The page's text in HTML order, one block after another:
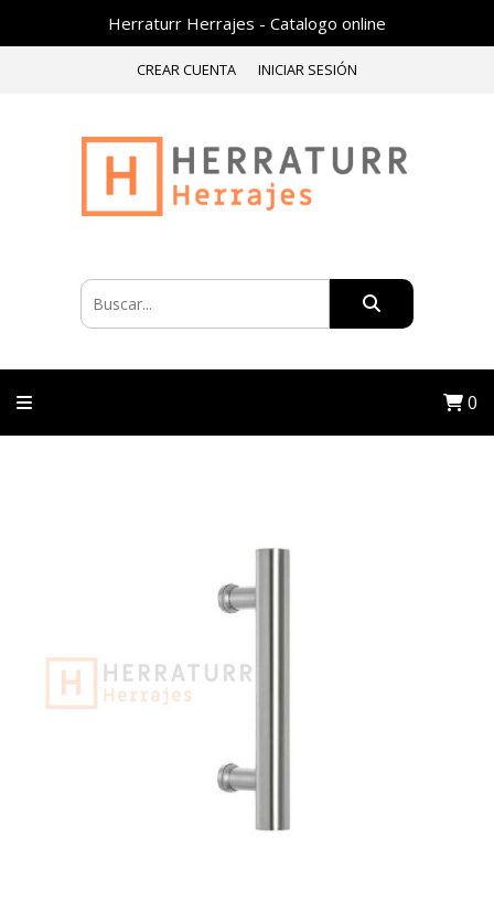
Herraturr Herrajes - Catalogo online
CREAR CUENTA INICIAR SESIÓN
0